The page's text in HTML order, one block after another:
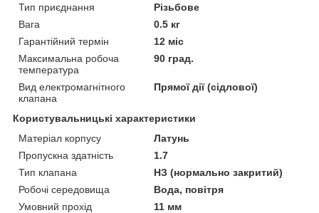
Тип приєднання
Різьбове
Вага
0.5 кг
Гарантійний термін
12 міс
Максимальна робоча
температура
90 град.
Вид електромагнітного
клапана
Прямої дії (сідлової)
Користувальницькі характеристики
Матеріал корпусу
Латунь
Пропускна здатність
1.7
Тип клапана
НЗ (нормально закритий)
Робочі середовища
Вода, повітря
Умовний прохід
11 мм